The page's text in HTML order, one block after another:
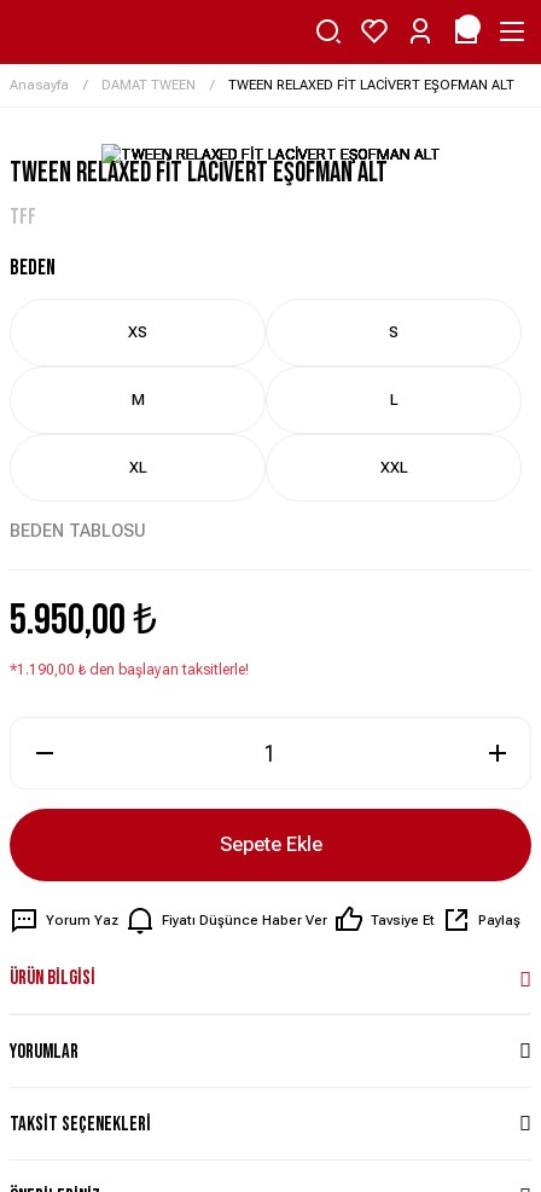
Anasayfa DAMAT TWEEN TWEEN RELAXED FİT LACİVERT EŞOFMAN ALT
TWEEN RELAXED FİT LACİVERT EŞOFMAN ALT
TFF
BEDEN
XS S
M L
XL XXL
BEDEN TABLOSU
5.950,00 ₺
*1.190,00 ₺ den başlayan taksitlerle!
Sepete Ekle
Yorum Yaz Fiyatı Düşünce Haber Ver Tavsiye Et Paylaş
Ürün Bilgisi
Yorumlar
Taksit Seçenekleri